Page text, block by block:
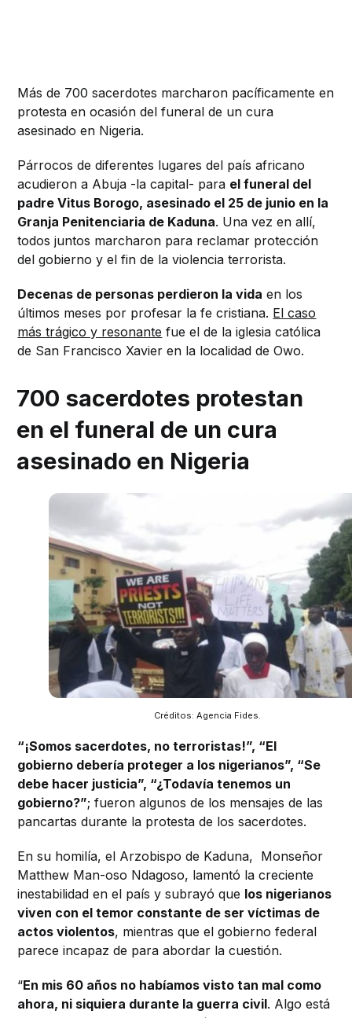
Más de 700 sacerdotes marcharon pacíficamente en
protesta en ocasión del funeral de un cura
asesinado en Nigeria.
Párrocos de diferentes lugares del país africano
acudieron a Abuja -la capital- para el funeral del
padre Vitus Borogo, asesinado el 25 de junio en la
Granja Penitenciaria de Kaduna. Una vez en allí,
todos juntos marcharon para reclamar protección
del gobierno y el fin de la violencia terrorista.
Decenas de personas perdieron la vida en los
últimos meses por profesar la fe cristiana. El caso
más trágico y resonante fue el de la iglesia católica
de San Francisco Xavier en la localidad de Owo.
700 sacerdotes protestan
en el funeral de un cura
asesinado en Nigeria
Créditos: Agencia Fides.
“¡Somos sacerdotes, no terroristas!”, “El
gobierno debería proteger a los nigerianos”, “Se
debe hacer justicia”, “¿Todavía tenemos un
gobierno?”; fueron algunos de los mensajes de las
pancartas durante la protesta de los sacerdotes.
En su homilía, el Arzobispo de Kaduna, Monseñor
Matthew Man-oso Ndagoso, lamentó la creciente
inestabilidad en el país y subrayó que los nigerianos
viven con el temor constante de ser víctimas de
actos violentos, mientras que el gobierno federal
parece incapaz de para abordar la cuestión.
“En mis 60 años no habíamos visto tan mal como
ahora, ni siquiera durante la guerra civil. Algo está